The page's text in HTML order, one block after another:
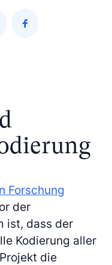
Forschung
der
ist, dass der
Kodierung aller
die